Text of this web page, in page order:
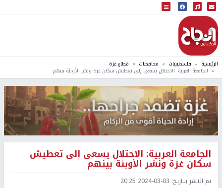
البث المباشر
إذاعة النجاح
الرئيسية فلسطينيات محافظات قطاع غزة
الجامعة العربية: الاحتلال يسعى إلى تعطيش سكان غزة ونشر الأوبئة بينهم
الجامعة العربية: الاحتلال يسعى إلى تعطيش
سكان غزة ونشر الأوبئة بينهم
تم النشر بتاريخ: 2024-03-03 20:25